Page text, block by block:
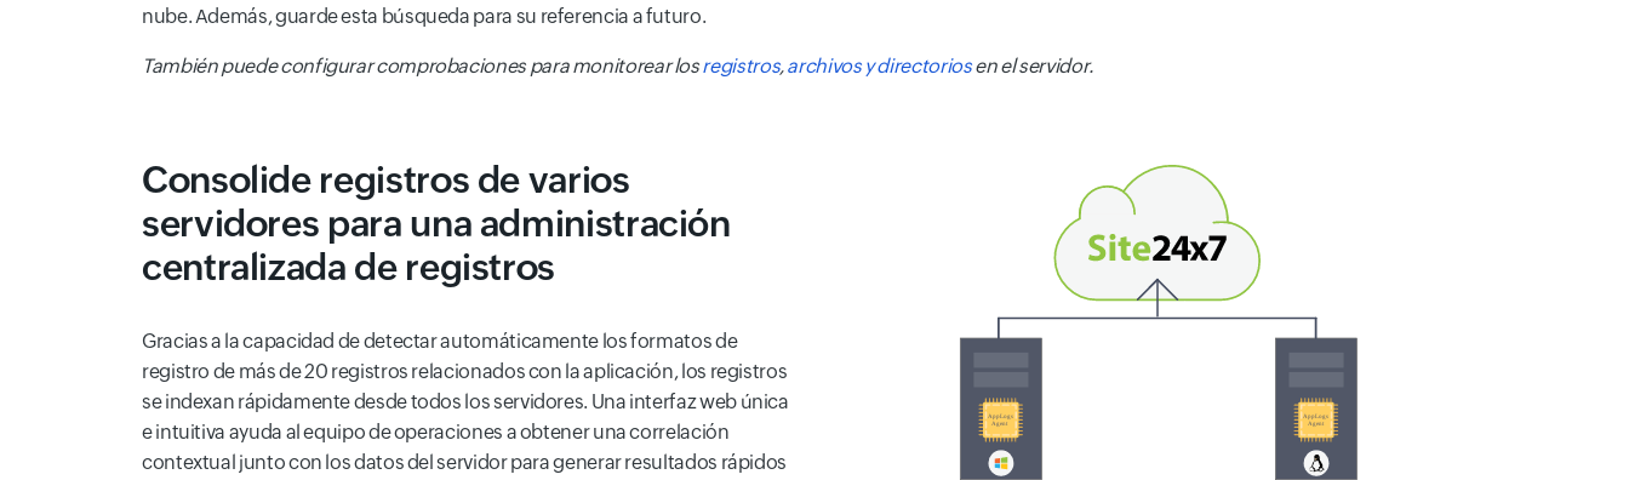
nube. Además, guarde esta búsqueda para su referencia a futuro.
También puede configurar comprobaciones para monitorear losregistros,archivos y directoriosen el servidor.
Consolide registros de varios
servidores para una administración
centralizada de registros
Gracias a la capacidad de detectar automáticamente los formatos de
registro de más de 20 registros relacionados con la aplicación, los registros
se indexan rápidamente desde todos los servidores. Una interfaz web única
e intuitiva ayuda al equipo de operaciones a obtener una correlación
contextual junto con los datos del servidor para generar resultados rápidos